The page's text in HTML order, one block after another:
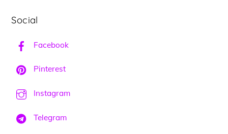
Social
Facebook
Pinterest
Instagram
Telegram